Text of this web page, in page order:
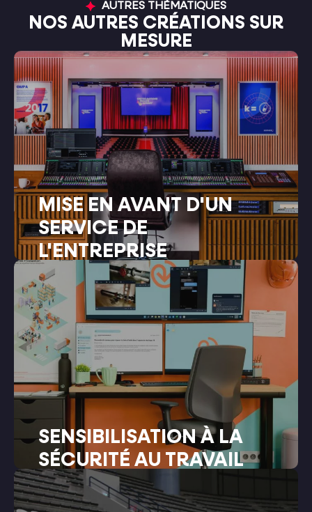
AUTRES THÉMATIQUES
NOS AUTRES CRÉATIONS SUR
MESURE
MISE EN AVANT D'UN
SERVICE DE
L'ENTREPRISE
SENSIBILISATION À LA
SÉCURITÉ AU TRAVAIL